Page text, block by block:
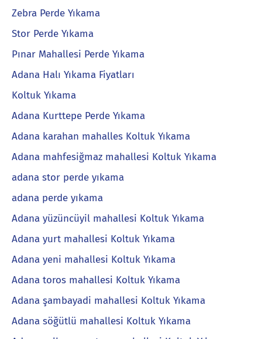
Zebra Perde Yıkama
Stor Perde Yıkama
Pınar Mahallesi Perde Yıkama
Adana Halı Yıkama Fiyatları
Koltuk Yıkama
Adana Kurttepe Perde Yıkama
Adana karahan mahalles Koltuk Yıkama
Adana mahfesiğmaz mahallesi Koltuk Yıkama
adana stor perde yıkama
adana perde yıkama
Adana yüzüncüyil mahallesi Koltuk Yıkama
Adana yurt mahallesi Koltuk Yıkama
Adana yeni mahallesi Koltuk Yıkama
Adana toros mahallesi Koltuk Yıkama
Adana şambayadi mahallesi Koltuk Yıkama
Adana söğütlü mahallesi Koltuk Yıkama